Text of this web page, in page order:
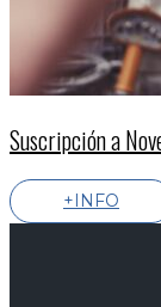
Suscripción a
+INFO